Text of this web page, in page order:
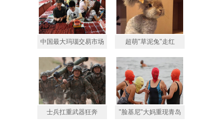
中国最大玛瑙交易市场 超萌"草泥兔"走红
士兵扛重武器狂奔 "脸基尼"大妈重现青岛